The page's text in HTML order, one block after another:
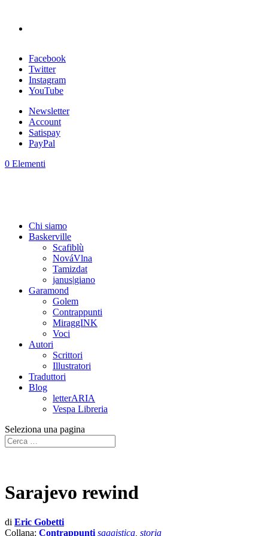
Facebook
Twitter
Instagram
YouTube
Newsletter
Account
Satispay
PayPal
0 Elementi
Chi siamo
Baskerville
Scafiblù
NováVlna
Tamizdat
janus|giano
Garamond
Golem
Contrappunti
MiraggINK
Voci
Autori
Scrittori
Illustratori
Traduttori
Blog
letterARIA
Vespa Libreria
Seleziona una pagina
Sarajevo rewind
di Eric Gobetti
Collana: Contrappunti saggistica storia